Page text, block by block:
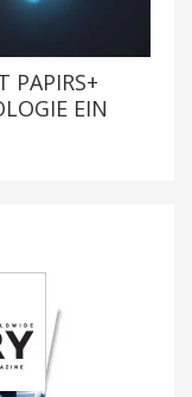
PAPIRS+
EIN